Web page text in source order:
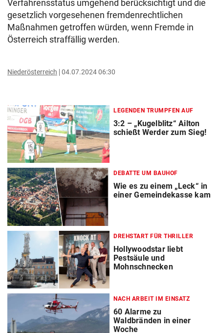
Verfahrensstatus umgehend berücksichtigt und die
gesetzlich vorgesehenen fremdenrechtlichen
Maßnahmen getroffen würden, wenn Fremde in
Österreich straffällig werden.
Niederösterreich 04.07.2024 06:30
LEGENDEN TRUMPFEN AUF
3:2 – „Kugelblitz“ Ailton
schießt Werder zum Sieg!
DEBATTE UM BAUHOF
Wie es zu einem „Leck“ in
einer Gemeindekasse kam
DREHSTART FÜR THRILLER
Hollywoodstar liebt
Pestsäule und
Mohnschnecken
NACH ARBEIT IM EINSATZ
60 Alarme zu
Waldbränden in einer
Woche